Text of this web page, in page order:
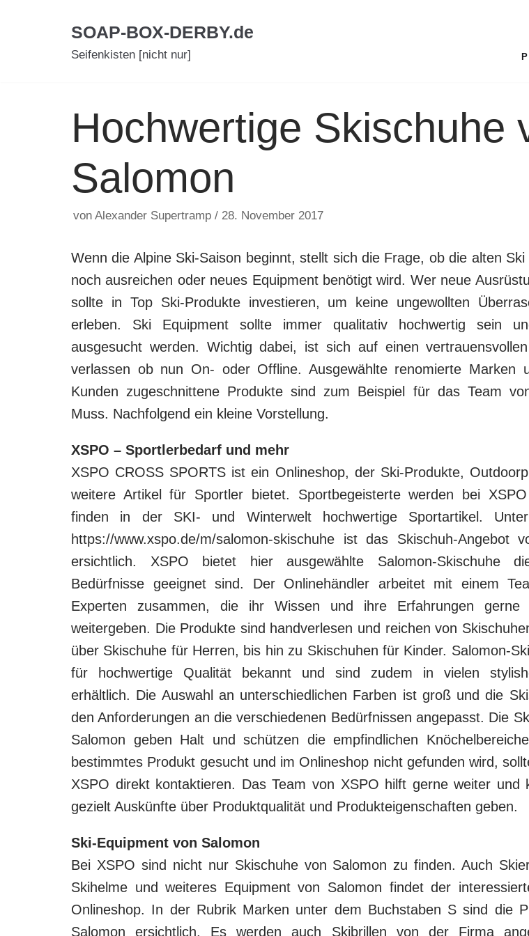
SOAP-BOX-DERBY.de
Seifenkisten [nicht nur]
Hochwertige Skischuhe
Salomon
von Alexander Supertramp 28. November 2017
Wenn die Alpine Ski-Saison beginnt, stellt sich die Frage, ob die alten
noch ausreichen oder neues Equipment benötigt wird. Wer neue
sollte in Top Ski-Produkte investieren, um keine ungewollten
erleben. Ski Equipment sollte immer qualitativ hochwertig sein
ausgesucht werden. Wichtig dabei, ist sich auf einen
verlassen ob nun On- oder Offline. Ausgewählte renomierte Marken
Kunden zugeschnittene Produkte sind zum Beispiel für das Team
Muss. Nachfolgend ein kleine Vorstellung.
XSPO – Sportlerbedarf und mehr
XSPO CROSS SPORTS ist ein Onlineshop, der Ski-Produkte,
weitere Artikel für Sportler bietet. Sportbegeisterte werden bei
finden in der SKI- und Winterwelt hochwertige Sportartikel.
https://www.xspo.de/m/salomon-skischuhe ist das Skischuh-Angebot
ersichtlich. XSPO bietet hier ausgewählte Salomon-Skischuhe
Bedürfnisse geeignet sind. Der Onlinehändler arbeitet mit einem
Experten zusammen, die ihr Wissen und ihre Erfahrungen gerne
weitergeben. Die Produkte sind handverlesen und reichen von
über Skischuhe für Herren, bis hin zu Skischuhen für Kinder. Salomon-
für hochwertige Qualität bekannt und sind zudem in vielen
erhältlich. Die Auswahl an unterschiedlichen Farben ist groß und die
den Anforderungen an die verschiedenen Bedürfnissen angepasst. Die
Salomon geben Halt und schützen die empfindlichen
bestimmtes Produkt gesucht und im Onlineshop nicht gefunden wird,
XSPO direkt kontaktieren. Das Team von XSPO hilft gerne weiter und
gezielt Auskünfte über Produktqualität und Produkteigenschaften geben.
Ski-Equipment von Salomon
Bei XSPO sind nicht nur Skischuhe von Salomon zu finden. Auch
Skihelme und weiteres Equipment von Salomon findet der
Onlineshop. In der Rubrik Marken unter dem Buchstaben S sind die
Salomon ersichtlich. Es werden auch Skibrillen von der Firma